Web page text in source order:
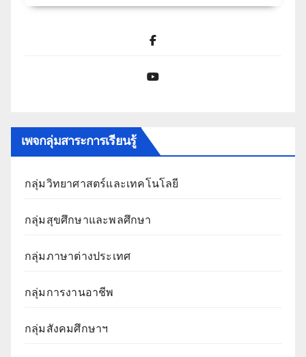
Facebook
YouTube
เพจกลุ่มสาระการเรียนรู้
กลุ่มวิทยาศาสตร์และเทคโนโลยี
กลุ่มสุขศึกษาและพลศึกษา
กลุ่มภาษาต่างประเทศ
กลุ่มการงานอาชีพ
กลุ่มสังคมศึกษาฯ